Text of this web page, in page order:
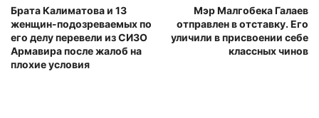
Брата Калиматова и 13
женщин-подозреваемых по
его делу перевели из СИЗО
Армавира после жалоб на
плохие условия
Мэр Малгобека Галаев
отправлен в отставку. Его
уличили в присвоении себе
классных чинов